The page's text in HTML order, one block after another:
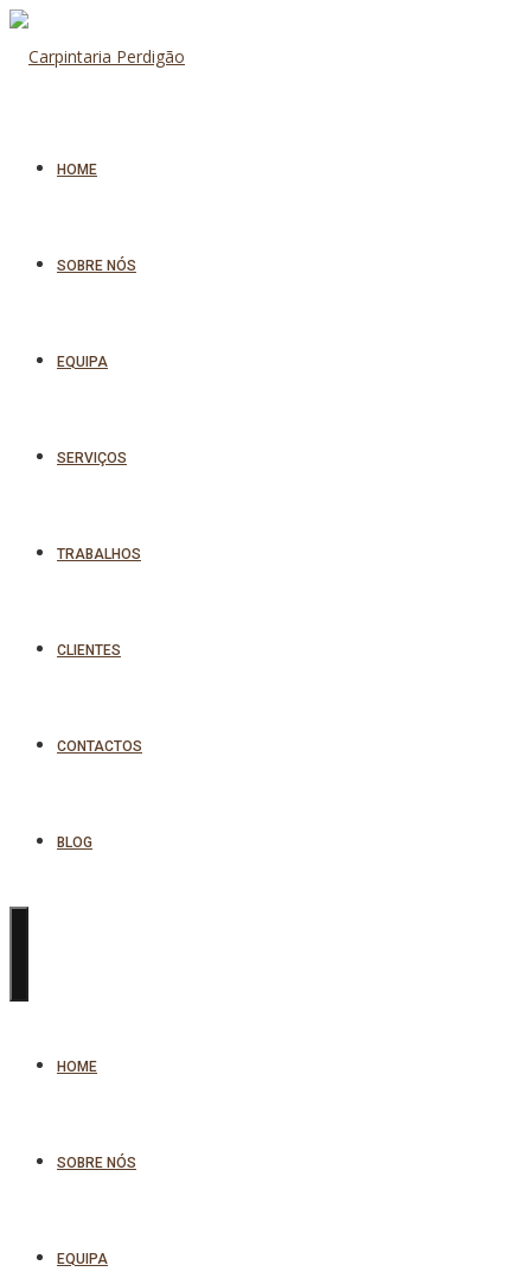
HOME
SOBRE NÓS
EQUIPA
SERVIÇOS
TRABALHOS
CLIENTES
CONTACTOS
BLOG
HOME
SOBRE NÓS
EQUIPA